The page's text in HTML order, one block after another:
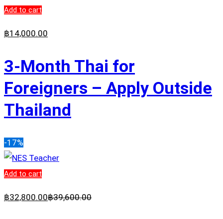
Add to cart
฿14,000.00
3-Month Thai for
Foreigners – Apply Outside
Thailand
-17%
Add to cart
฿32,800.00฿39,600.00